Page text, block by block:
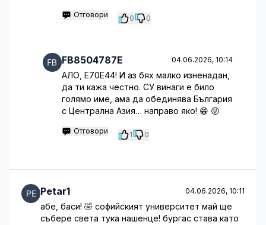
Отговори 0 0
FB8504787E 04.06.2026, 10:14
АЛО, E70E44! И аз бях малко изненадан,
да ти кажа честно. СУ винаги е било
голямо име, ама да обединява България
с Централна Азия… направо яко! 😁 😜
Отговори 1 0
Petar1 04.06.2026, 10:11
абе, баси! 🤣 софийският университет май ще
събере света тука нашенце! бургас става като